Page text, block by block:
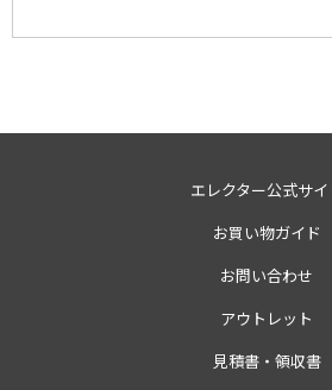
エレクター公式サイ
お買い物ガイド
お問い合わせ
アウトレット
見積書・領収書